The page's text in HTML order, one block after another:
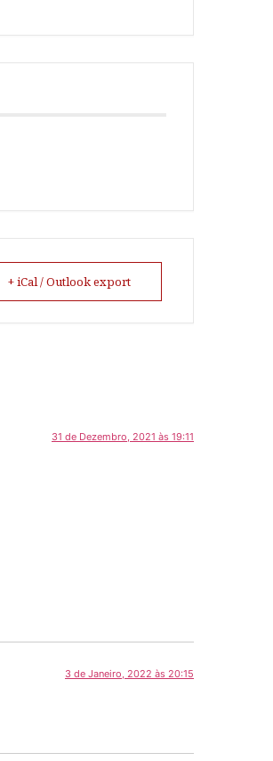
+ iCal / Outlook export
31 de Dezembro, 2021 às 19:11
3 de Janeiro, 2022 às 20:15